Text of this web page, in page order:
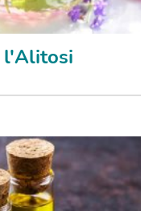
l'Alitosi